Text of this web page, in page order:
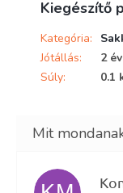
Kiegészítő
Kategória:
Jótállás:
2 év
Súly: 0.1